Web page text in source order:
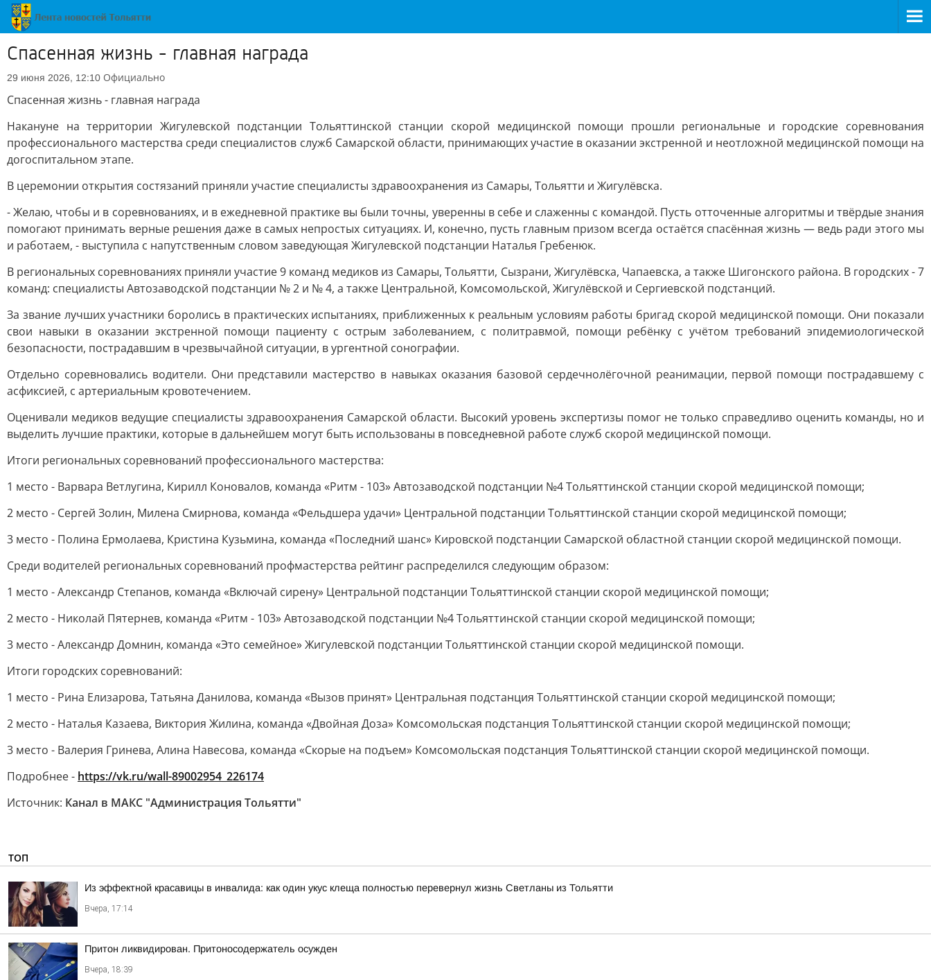
Спасенная жизнь - главная награда
29 июня 2026, 12:10 Официально
Спасенная жизнь - главная награда
Накануне на территории Жигулевской подстанции Тольяттинской станции скорой медицинской помощи прошли региональные и городские соревнования
профессионального мастерства среди специалистов служб Самарской области, принимающих участие в оказании экстренной и неотложной медицинской помощи на
догоспитальном этапе.
В церемонии открытия состязаний приняли участие специалисты здравоохранения из Самары, Тольятти и Жигулёвска.
- Желаю, чтобы и в соревнованиях, и в ежедневной практике вы были точны, уверенны в себе и слаженны с командой. Пусть отточенные алгоритмы и твёрдые знания
помогают принимать верные решения даже в самых непростых ситуациях. И, конечно, пусть главным призом всегда остаётся спасённая жизнь — ведь ради этого мы
и работаем, - выступила с напутственным словом заведующая Жигулевской подстанции Наталья Гребенюк.
В региональных соревнованиях приняли участие 9 команд медиков из Самары, Тольятти, Сызрани, Жигулёвска, Чапаевска, а также Шигонского района. В городских - 7
команд: специалисты Автозаводской подстанции № 2 и № 4, а также Центральной, Комсомольской, Жигулёвской и Сергиевской подстанций.
За звание лучших участники боролись в практических испытаниях, приближенных к реальным условиям работы бригад скорой медицинской помощи. Они показали
свои навыки в оказании экстренной помощи пациенту с острым заболеванием, с политравмой, помощи ребёнку с учётом требований эпидемиологической
безопасности, пострадавшим в чрезвычайной ситуации, в ургентной сонографии.
Отдельно соревновались водители. Они представили мастерство в навыках оказания базовой сердечнолёгочной реанимации, первой помощи пострадавшему с
асфиксией, с артериальным кровотечением.
Оценивали медиков ведущие специалисты здравоохранения Самарской области. Высокий уровень экспертизы помог не только справедливо оценить команды, но и
выделить лучшие практики, которые в дальнейшем могут быть использованы в повседневной работе служб скорой медицинской помощи.
Итоги региональных соревнований профессионального мастерства:
1 место - Варвара Ветлугина, Кирилл Коновалов, команда «Ритм - 103» Автозаводской подстанции №4 Тольяттинской станции скорой медицинской помощи;
2 место - Сергей Золин, Милена Смирнова, команда «Фельдшера удачи» Центральной подстанции Тольяттинской станции скорой медицинской помощи;
3 место - Полина Ермолаева, Кристина Кузьмина, команда «Последний шанс» Кировской подстанции Самарской областной станции скорой медицинской помощи.
Среди водителей региональных соревнований профмастерства рейтинг распределился следующим образом:
1 место - Александр Степанов, команда «Включай сирену» Центральной подстанции Тольяттинской станции скорой медицинской помощи;
2 место - Николай Пятернев, команда «Ритм - 103» Автозаводской подстанции №4 Тольяттинской станции скорой медицинской помощи;
3 место - Александр Домнин, команда «Это семейное» Жигулевской подстанции Тольяттинской станции скорой медицинской помощи.
Итоги городских соревнований:
1 место - Рина Елизарова, Татьяна Данилова, команда «Вызов принят» Центральная подстанция Тольяттинской станции скорой медицинской помощи;
2 место - Наталья Казаева, Виктория Жилина, команда «Двойная Доза» Комсомольская подстанция Тольяттинской станции скорой медицинской помощи;
3 место - Валерия Гринева, Алина Навесова, команда «Скорые на подъем» Комсомольская подстанция Тольяттинской станции скорой медицинской помощи.
Подробнее - https://vk.ru/wall-89002954_226174
Источник: Канал в МАКС "Администрация Тольятти"
ТОП
Из эффектной красавицы в инвалида: как один укус клеща полностью перевернул жизнь Светланы из Тольятти
Вчера, 17:14
Притон ликвидирован. Притоносодержатель осужден
Вчера, 18:39